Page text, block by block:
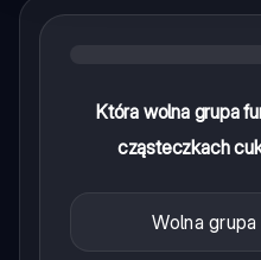
Która wolna grupa
cząsteczkach
Wolna